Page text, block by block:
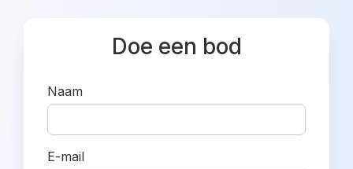
Doe een bod
Naam
E-mail